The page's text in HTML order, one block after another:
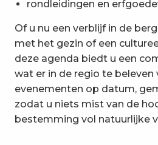
rondleidingen en
Of u nu een verblijf in de
met het gezin of een
deze agenda biedt u een
wat er in de regio te beleven
evenementen op datum,
zodat u niets mist van de
bestemming vol natuurlijke